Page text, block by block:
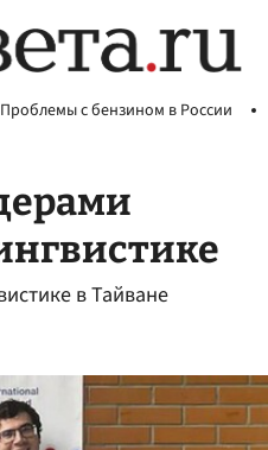
Проблемы с бензином в России
в Тайване